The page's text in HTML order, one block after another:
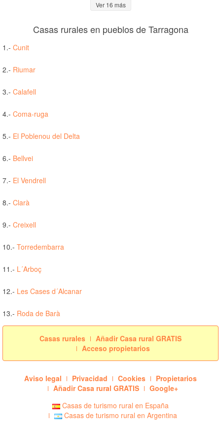
Ver 16 más
Casas rurales en pueblos de Tarragona
1.- Cunit
2.- Riumar
3.- Calafell
4.- Coma-ruga
5.- El Poblenou del Delta
6.- Bellvei
7.- El Vendrell
8.- Clarà
9.- Creixell
10.- Torredembarra
11.- L´Arboç
12.- Les Cases d´Alcanar
13.- Roda de Barà
Casas rurales
Añadir Casa rural GRATIS
Acceso propietarios
Aviso legal Privacidad Cookies
Propietarios
Añadir Casa rural GRATIS
Google+
Casas de turismo rural en España
Casas de turismo rural en Argentina